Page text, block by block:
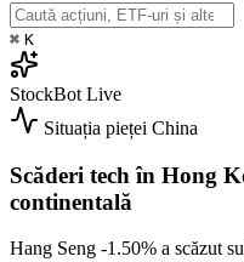
⌘ K
StockBot Live
Situația pieței China
Scăderi tech în Hong
continentală
Hang Seng -1.50% a scăzut